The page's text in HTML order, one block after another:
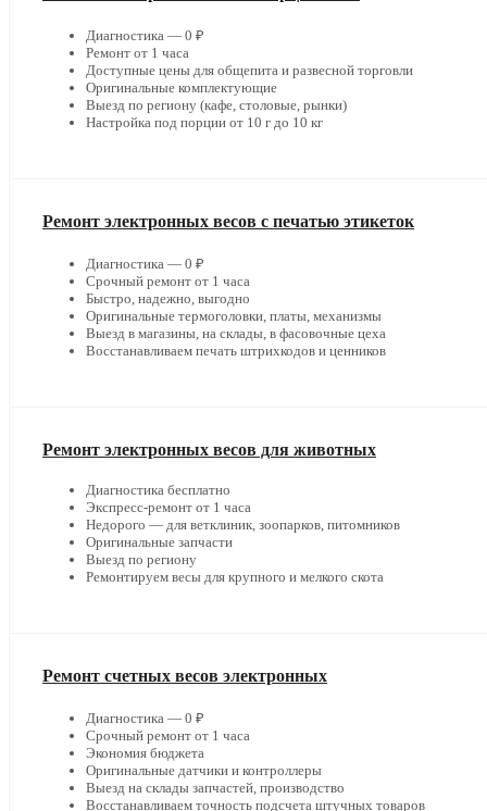
Диагностика — 0 ₽
Ремонт от 1 часа
Доступные цены для общепита и развесной торговли
Оригинальные комплектующие
Выезд по региону (кафе, столовые, рынки)
Настройка под порции от 10 г до 10 кг
Ремонт электронных весов с печатью этикеток
Диагностика — 0 ₽
Срочный ремонт от 1 часа
Быстро, надежно, выгодно
Оригинальные термоголовки, платы, механизмы
Выезд в магазины, на склады, в фасовочные цеха
Восстанавливаем печать штрихкодов и ценников
Ремонт электронных весов для животных
Диагностика бесплатно
Экспресс-ремонт от 1 часа
Недорого — для ветклиник, зоопарков, питомников
Оригинальные запчасти
Выезд по региону
Ремонтируем весы для крупного и мелкого скота
Ремонт счетных весов электронных
Диагностика — 0 ₽
Срочный ремонт от 1 часа
Экономия бюджета
Оригинальные датчики и контроллеры
Выезд на склады запчастей, производство
Восстанавливаем точность подсчета штучных товаров